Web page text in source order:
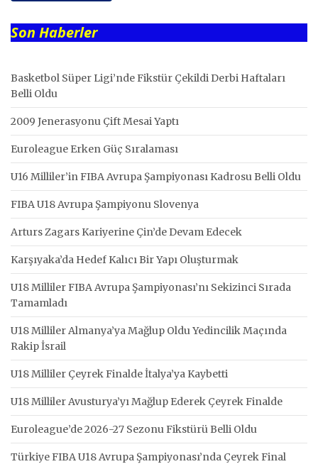
Son Haberler
Basketbol Süper Ligi’nde Fikstür Çekildi Derbi Haftaları
Belli Oldu
2009 Jenerasyonu Çift Mesai Yaptı
Euroleague Erken Güç Sıralaması
U16 Milliler’in FIBA Avrupa Şampiyonası Kadrosu Belli Oldu
FIBA U18 Avrupa Şampiyonu Slovenya
Arturs Zagars Kariyerine Çin’de Devam Edecek
Karşıyaka’da Hedef Kalıcı Bir Yapı Oluşturmak
U18 Milliler FIBA Avrupa Şampiyonası’nı Sekizinci Sırada
Tamamladı
U18 Milliler Almanya’ya Mağlup Oldu Yedincilik Maçında
Rakip İsrail
U18 Milliler Çeyrek Finalde İtalya’ya Kaybetti
U18 Milliler Avusturya’yı Mağlup Ederek Çeyrek Finalde
Euroleague’de 2026-27 Sezonu Fikstürü Belli Oldu
Türkiye FIBA U18 Avrupa Şampiyonası’nda Çeyrek Final